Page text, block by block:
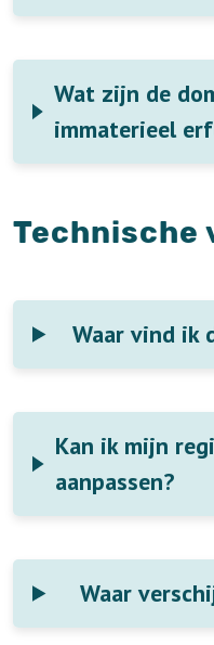
Wat zijn de
immaterieel
Technische
Waar vind ik
Kan ik mijn
aanpassen?
Waar